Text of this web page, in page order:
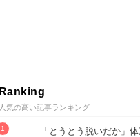
Ranking
人気の高い記事ランキング
「とうとう脱いだか」